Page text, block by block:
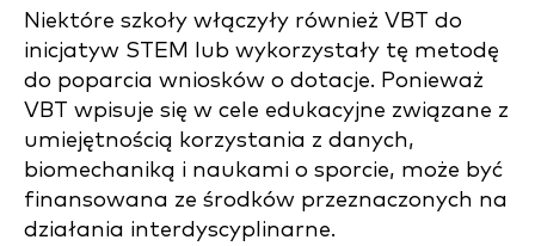
Niektóre szkoły włączyły również VBT do
inicjatyw STEM lub wykorzystały tę metodę
do poparcia wniosków o dotacje. Ponieważ
VBT wpisuje się w cele edukacyjne związane z
umiejętnością korzystania z danych,
biomechaniką i naukami o sporcie, może być
finansowana ze środków przeznaczonych na
działania interdyscyplinarne.